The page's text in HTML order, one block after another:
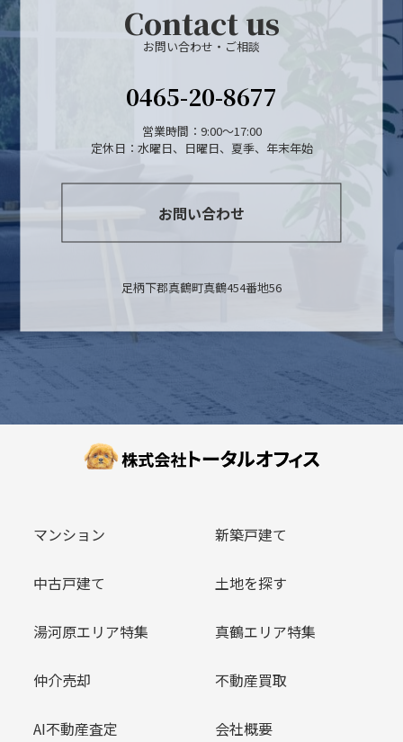
Contact us
お問い合わせ・ご相談
0465-20-8677
営業時間：9:00～17:00
定休日：水曜日、日曜日、夏季、年末年始
お問い合わせ
足柄下郡真鶴町真鶴454番地56
マンション 新築戸建て
中古戸建て 土地を探す
湯河原エリア特集 真鶴エリア特集
仲介売却 不動産買取
AI不動産査定 会社概要